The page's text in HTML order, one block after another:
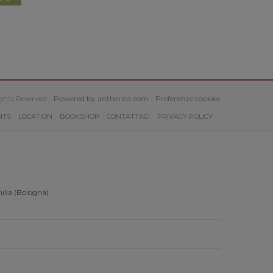
Reserved - Powered by antherica.com - Preferenze cookies
LOCATION BOOKSHOP CONTATTACI PRIVACY POLICY
(Bologna)